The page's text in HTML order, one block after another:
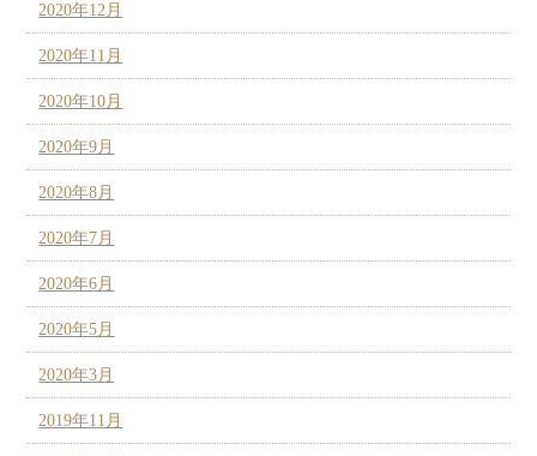
2020年12月
2020年11月
2020年10月
2020年9月
2020年8月
2020年7月
2020年6月
2020年5月
2020年3月
2019年11月